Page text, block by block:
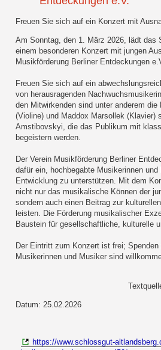
Freuen Sie sich auf ein Konzert mit
Am Sonntag, den 1. März 2026, lädt das
einem besonderen Konzert mit jungen
Musikförderung Berliner Entdeckungen
Freuen Sie sich auf ein
von herausragenden
den Mitwirkenden sind unter anderem die
(Violine) und Maddox Marsollek (Klavier)
Amstibovskyi, die das Publikum mit
begeistern werden.
Der Verein Musikförderung Berliner
dafür ein, hochbegabte Musikerinnen
Entwicklung zu unterstützen. Mit dem
nicht nur das musikalische Können der
sondern auch einen Beitrag zur
leisten. Die Förderung musikalischer
Baustein für gesellschaftliche, kulturelle
Der Eintritt zum Konzert ist frei;
Musikerinnen und Musiker sind
Datum: 25.02.2026
https://www.schlossgut-